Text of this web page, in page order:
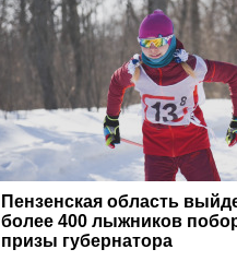
Пензенская область
более 400 лыжников
призы губернатора